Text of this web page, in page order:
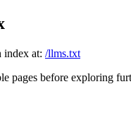
index at: /llms.txt
pages before exploring